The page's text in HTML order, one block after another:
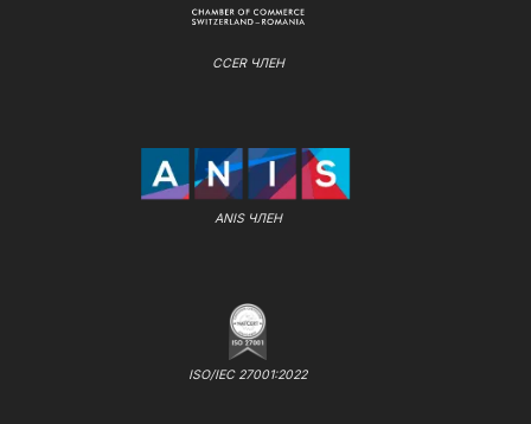
CCER ЧЛЕН
ANIS ЧЛЕН
ISO/IEC 27001:2022